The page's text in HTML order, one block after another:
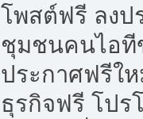
โพสต์ฟรี ลงป
ชุมชนคนไอที
ประกาศฟรีใ
ธุรกิจฟรี โป